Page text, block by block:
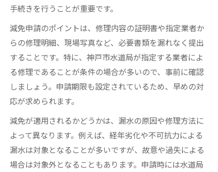
手続きを行うことが重要です。
減免申請のポイントは、修理内容の証明書や指定業者か
らの修理明細、現場写真など、必要書類を漏れなく提出
することです。特に、神戸市水道局が指定する業者によ
る修理であることが条件の場合が多いので、事前に確認
しましょう。申請期限も設定されているため、早めの対
応が求められます。
減免が適用されるかどうかは、漏水の原因や修理方法に
よって異なります。例えば、経年劣化や不可抗力による
漏水は対象となることが多いですが、故意や過失による
場合は対象外となることもあります。申請時には水道局